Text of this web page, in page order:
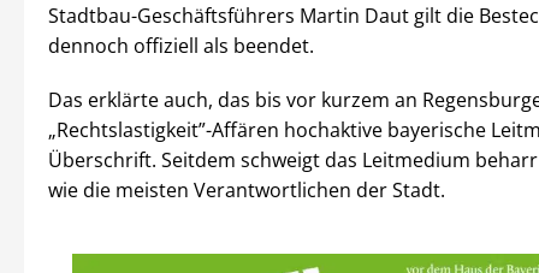
Stadtbau-Geschäftsführers Martin Daut gilt die
dennoch offiziell als beendet.
Das erklärte auch, das bis vor kurzem an
„Rechtslastigkeit”-Affären hochaktive bayerische
Überschrift. Seitdem schweigt das Leitmedium
wie die meisten Verantwortlichen der Stadt.